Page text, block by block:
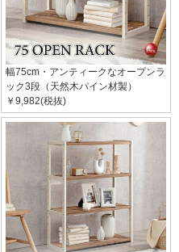
幅75cm・アンティークなオープンラ
ック3段（天然木パイン材製）
￥9,982(税抜)